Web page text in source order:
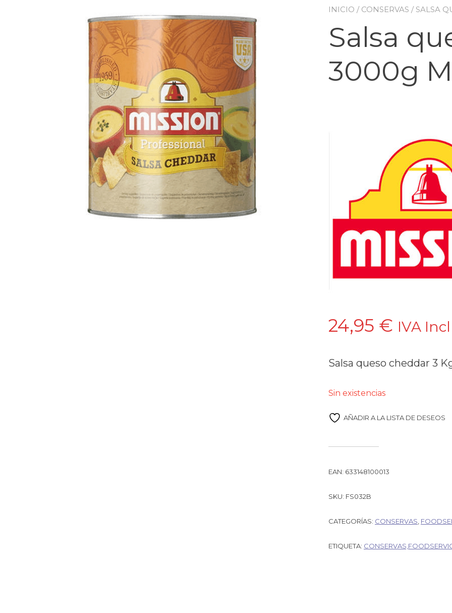
INICIO / CONSERVAS / SALSA
Salsa
3000g
24,95 € IVA
Salsa queso cheddar 3
Sin existencias
AÑADIR A LA LISTA DE DESEOS
EAN: 633148100013
SKU: FS032B
CATEGORÍAS: CONSERVAS
ETIQUETA: